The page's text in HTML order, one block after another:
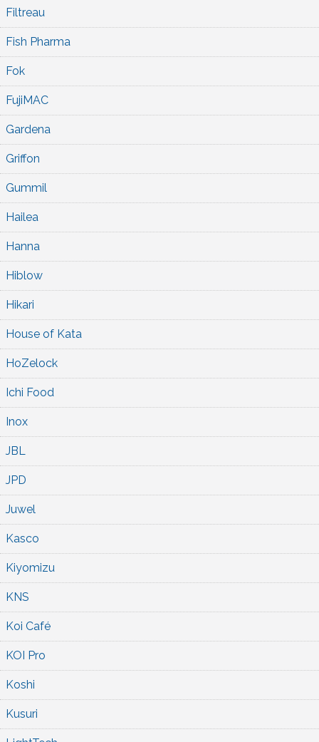
Filtreau
Fish Pharma
Fok
FujiMAC
Gardena
Griffon
Gummil
Hailea
Hanna
Hiblow
Hikari
House of Kata
HoZelock
Ichi Food
Inox
JBL
JPD
Juwel
Kasco
Kiyomizu
KNS
Koi Café
KOI Pro
Koshi
Kusuri